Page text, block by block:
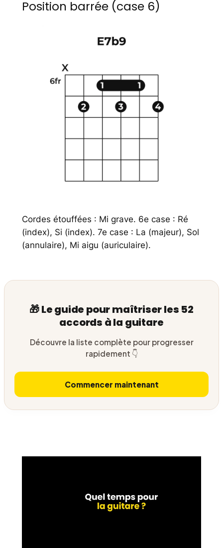
Position barrée (case 6)
Cordes étouffées : Mi grave. 6e case : Ré
(index), Si (index). 7e case : La (majeur), Sol
(annulaire), Mi aigu (auriculaire).
🎁 Le guide pour maîtriser les 52
accords à la guitare
Découvre la liste complète pour progresser
rapidement 👇
Commencer maintenant